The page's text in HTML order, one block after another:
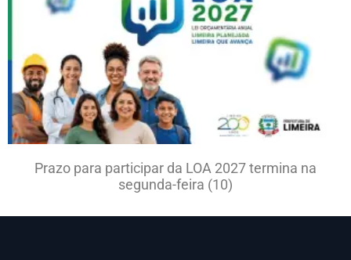
Prazo para participar da LOA 2027 termina na
segunda-feira (10)